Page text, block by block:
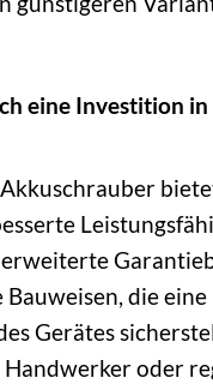
eine Investition
die
Gerätes
oder